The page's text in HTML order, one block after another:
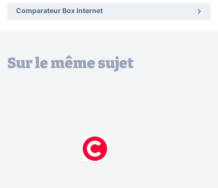
Comparateur Box Internet
Sur le même sujet